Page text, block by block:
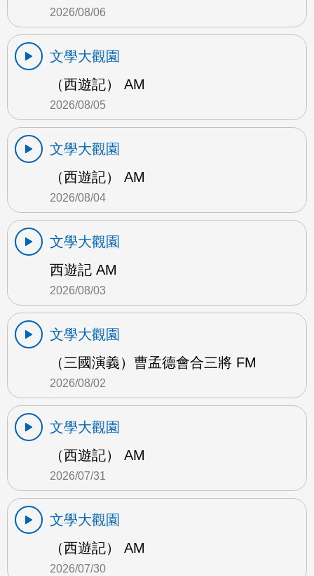
2026/08/06
文學大觀園
（西遊記） AM
2026/08/05
文學大觀園
（西遊記） AM
2026/08/04
文學大觀園
西遊記 AM
2026/08/03
文學大觀園
（三國演義）曹孟德會合三將 FM
2026/08/02
文學大觀園
（西遊記） AM
2026/07/31
文學大觀園
（西遊記） AM
2026/07/30